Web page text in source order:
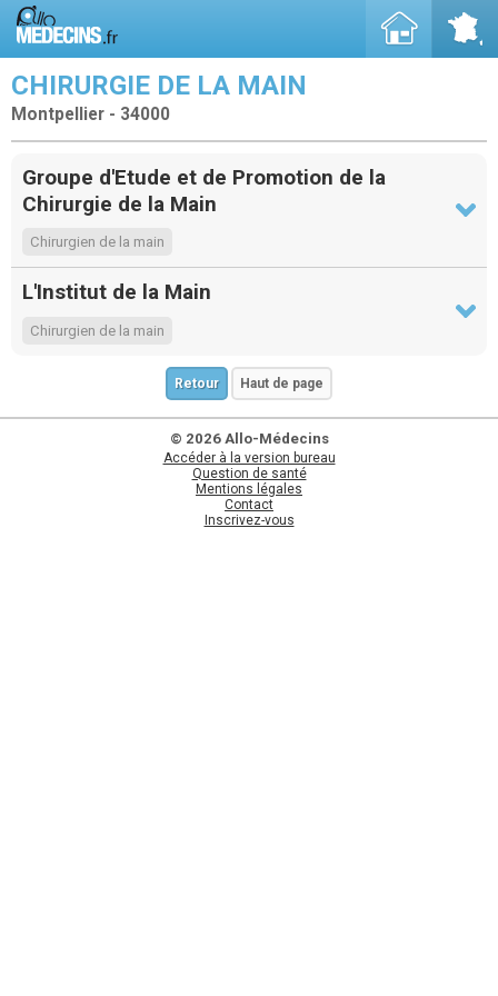
CHIRURGIE DE LA MAIN
Montpellier - 34000
Groupe d'Etude et de Promotion de la
Chirurgie de la Main
Chirurgien de la main
L'Institut de la Main
Chirurgien de la main
Retour Haut de page
© 2026 Allo-Médecins
Accéder à la version bureau
Question de santé
Mentions légales
Contact
Inscrivez-vous